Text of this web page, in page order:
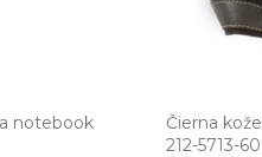
notebook
Čierna
212­-5713­-60